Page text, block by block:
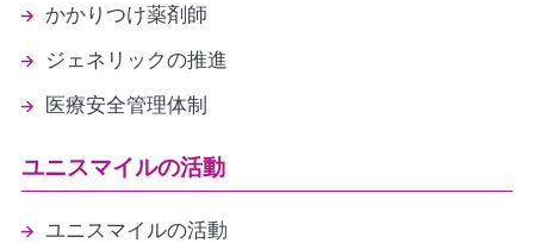
かかりつけ薬剤師
ジェネリックの推進
医療安全管理体制
ユニスマイルの活動
ユニスマイルの活動